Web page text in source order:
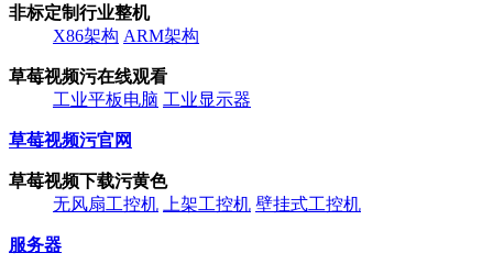
非标定制行业整机
X86架构 ARM架构
草莓视频污在线观看
工业平板电脑 工业显示器
草莓视频污官网
草莓视频下载污黄色
无风扇工控机
上架工控机 壁挂式工控机
服务器